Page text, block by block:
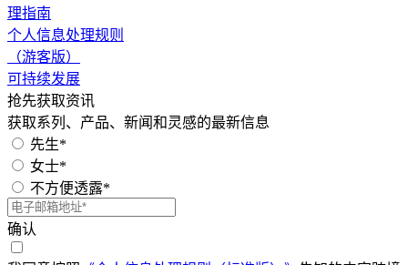
理指南
个人信息处理规则
（游客版）
可持续发展
抢先获取资讯
获取系列、产品、新闻和灵感的最新信息
先生*
女士*
不方便透露*
确认